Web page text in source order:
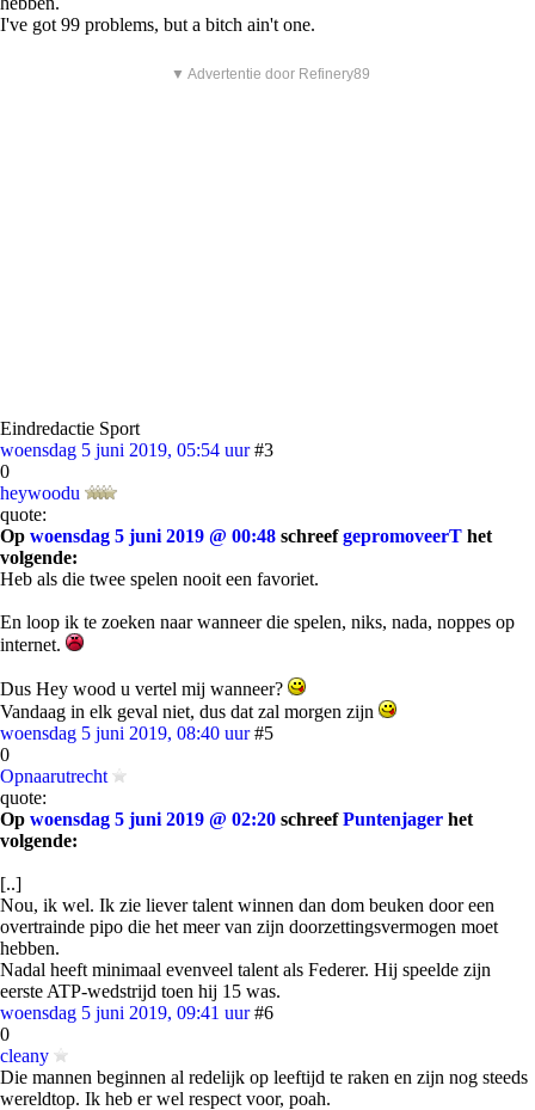
I've got 99 problems, but a bitch ain't one.
▼ Advertentie door Refinery89
Eindredactie Sport
woensdag 5 juni 2019, 05:54 uur #3
0
heywoodu
quote:
Op woensdag 5 juni 2019 @ 00:48 schreefgepromoveerT het
volgende:
Heb als die twee spelen nooit een favoriet.
En loop ik te zoeken naar wanneer die spelen, niks, nada, noppes op
internet.
Dus Hey wood u vertel mij wanneer?
Vandaag in elk geval niet, dus dat zal morgen zijn
woensdag 5 juni 2019, 08:40 uur #5
0
Opnaarutrecht
quote:
Op woensdag 5 juni 2019 @ 02:20 schreefPuntenjager het
volgende:
[..]
Nou, ik wel. Ik zie liever talent winnen dan dom beuken door een
overtrainde pipo die het meer van zijn doorzettingsvermogen moet
hebben.
Nadal heeft minimaal evenveel talent als Federer. Hij speelde zijn
eerste ATP-wedstrijd toen hij 15 was.
woensdag 5 juni 2019, 09:41 uur #6
0
cleany
Die mannen beginnen al redelijk op leeftijd te raken en zijn nog steeds
wereldtop. Ik heb er wel respect voor, poah.